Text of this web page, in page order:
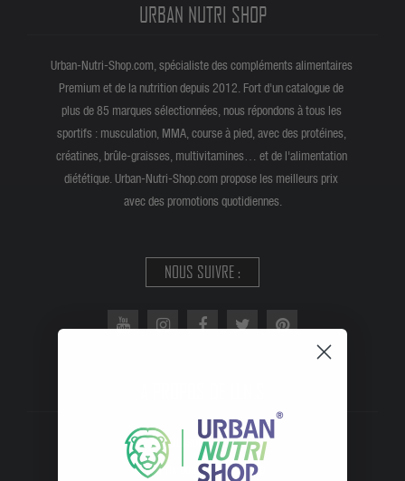
URBAN NUTRI SHOP
Urban-Nutri-Shop.com, spécialiste des compléments alimentaires
Premium et de la nutrition depuis 2012. Fort d'un catalogue de
plus de 85 marques sélectionnées, nous répondons à tous les
sportifs : musculation, MMA, course à pied, avec des protéines,
créatines, brûle-graisses, multivitamines… et de l'alimentation
diététique. Urban-Nutri-Shop.com propose les meilleurs prix
avec des promotions quotidiennes.
NOUS SUIVRE :
Qui somme nous ?
Prix boutique et e-shop